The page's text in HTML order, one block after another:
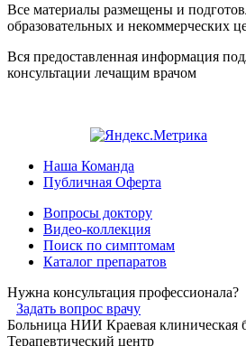
Все материалы размещены и
образовательных и некоммерческих
Вся предоставленная информация
консультации лечащим врачом
Наша Команда
Публичная Оферта
Вопросы доктору
Видео-коллекция
Поиск по симптомам
Каталог препаратов
Нужна консультация профессионала?
Задать вопрос врачу
Больница НИИ Краевая клиническая
Терапевтический центр